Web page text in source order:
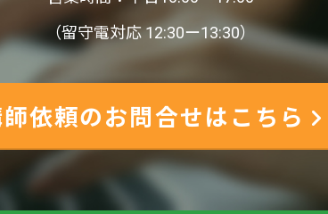
（留守電対応 12:30ー13:30）
依頼のお問合せはこちら